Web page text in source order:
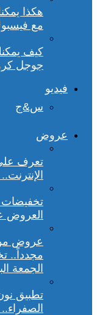
هكذا
مع
كيف
جوجل
فيديو
س&ج
عروض
تعرف
العروض
عروض
الجمعة
تطبيق